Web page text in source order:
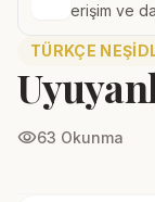
erişim ve
TÜRKÇE
visibility63 Okunma